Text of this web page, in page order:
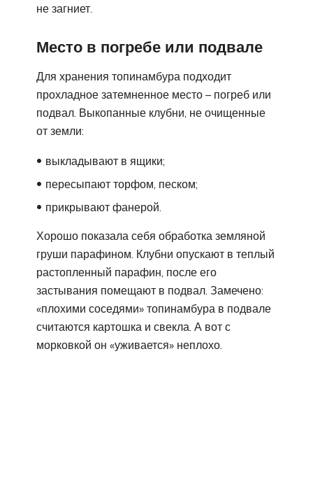
не загниет.
Место в погребе или подвале
Для хранения топинамбура подходит
прохладное затемненное место – погреб или
подвал. Выкопанные клубни, не очищенные
от земли:
выкладывают в ящики;
пересыпают торфом, песком;
прикрывают фанерой.
Хорошо показала себя обработка земляной
груши парафином. Клубни опускают в теплый
растопленный парафин, после его
застывания помещают в подвал. Замечено:
«плохими соседями» топинамбура в подвале
считаются картошка и свекла. А вот с
морковкой он «уживается» неплохо.